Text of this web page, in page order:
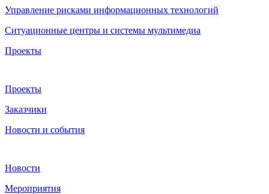
Управление рисками информационных технологий
Ситуационные центры и системы мультимедиа
Проекты
Проекты
Заказчики
Новости и события
Новости
Мероприятия